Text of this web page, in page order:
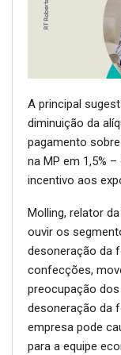
A principal
diminuição da
pagamento
na MP em 1,5%
incentivo aos
Molling, relator
ouvir os
desoneração da
confecções,
preocupação
desoneração da
empresa pode
para a equipe